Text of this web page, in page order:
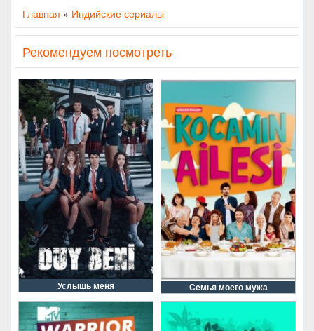
Главная » Индийские сериалы
Рекомендуем посмотреть
Услышь меня Семья моего мужа